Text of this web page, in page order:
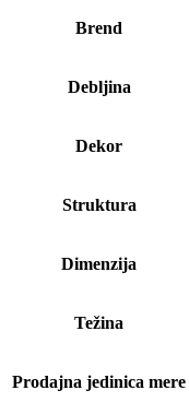
Brend
Debljina
Dekor
Struktura
Dimenzija
Težina
Prodajna jedinica mere